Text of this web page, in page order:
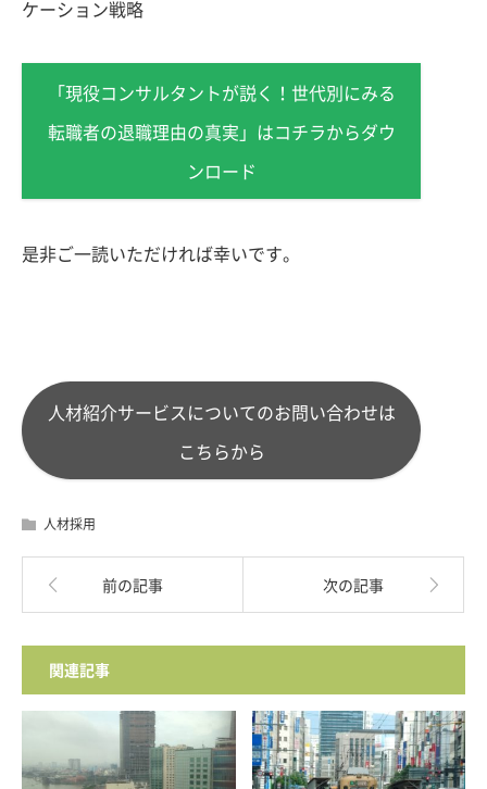
ケーション戦略
「現役コンサルタントが説く！世代別にみる
転職者の退職理由の真実」はコチラからダウ
ンロード
是非ご一読いただければ幸いです。
人材紹介サービスについてのお問い合わせは
こちらから
人材採用
前の記事 次の記事
関連記事